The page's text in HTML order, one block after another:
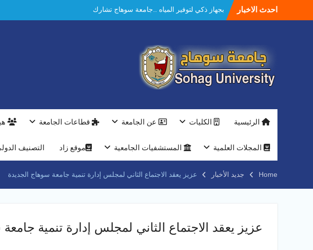
احدث الاخبار
بجهاز ذكي لتوفير المياه ..جامعة سوهاج تشارك
بمعرض الاكاديمية العسكريه علي هامش
يتابعان تنفيذ أحد أكبر المشروعات الإدارية
والخدمية بجامعة سوهاج الجديدة
جامعة سوهاج تعلن عن مزايدة محدودة لبيع
محصول الليمون بمزرعتها بالمقر الجديد
جامعة سوهاج تحتفل بتخريج دفعه جديدة من
النعماني يلتقي بمدير امن سوهاج الجديد لتقديم
الرئيسية الكليات عن الجامعة قطاعات الجامعة
المجلات العلمية المستشفيات الجامعية موقع زاد التصنيف
Home جديد الأخبار عزيز يعقد الاجتماع الثاني لمجلس إدارة تنمية جامعة سوهاج الجديدة
عزيز يعقد الاجتماع الثاني لمجلس إدارة تنمية